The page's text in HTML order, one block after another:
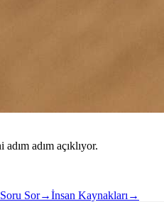
adım açıklıyor.
Soru Sor→İnsan Kaynakları →